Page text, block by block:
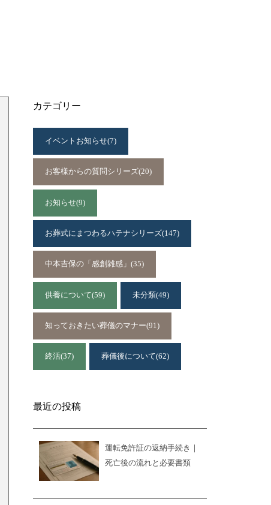
カテゴリー
イベントお知らせ(7)
お客様からの質問シリーズ(20)
お知らせ(9)
お葬式にまつわるハテナシリーズ(147)
中本吉保の「感創雑感」 (35)
供養について(59) 未分類(49)
知っておきたい葬儀のマナー(91)
終活(37) 葬儀後について(62)
最近の投稿
運転免許証の返納手続き｜
死亡後の流れと必要書類